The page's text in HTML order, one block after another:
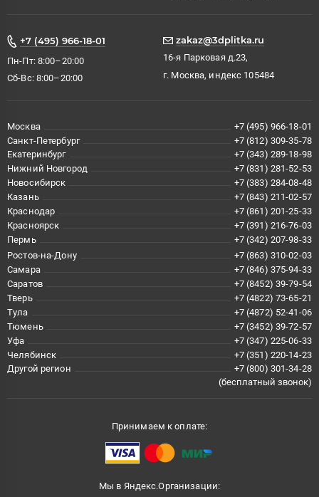
+7 (495) 966-18-01
Пн-Пт: 8:00–20:00
Сб-Вс: 8:00–20:00
zakaz@3dplitka.ru
16-я Парковая д.23,
г. Москва, индекс 105484
Москва
+7 (495) 966-18-01
Санкт-Петербург
+7 (812) 309-35-78
Екатеринбург
+7 (343) 289-18-98
Нижний Новгород
+7 (831) 281-52-53
Новосибирск
+7 (383) 284-08-48
Казань
+7 (843) 211-02-57
Краснодар
+7 (861) 201-25-33
Красноярск
+7 (391) 216-76-03
Пермь
+7 (342) 207-98-33
Ростов-на-Дону
+7 (863) 310-02-03
Самара
+7 (846) 375-94-33
Саратов
+7 (8452) 39-79-54
Тверь
+7 (4822) 73-65-21
Тула
+7 (4872) 52-41-06
Тюмень
+7 (3452) 39-72-57
Уфа
+7 (347) 225-06-33
Челябинск
+7 (351) 220-14-23
Другой регион
+7 (800) 301-34-28
(бесплатный звонок)
Принимаем к оплате:
Мы в Яндекс.Организации: